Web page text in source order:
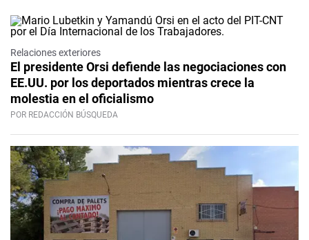
Relaciones exteriores
El presidente Orsi defiende las negociaciones con
EE.UU. por los deportados mientras crece la
molestia en el oficialismo
POR REDACCIÓN BÚSQUEDA